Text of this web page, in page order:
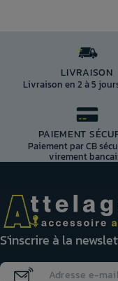
LIVRAISON
Livraison en 2 à 5
PAIEMENT
Paiement par CB
virement
S'inscrire à la